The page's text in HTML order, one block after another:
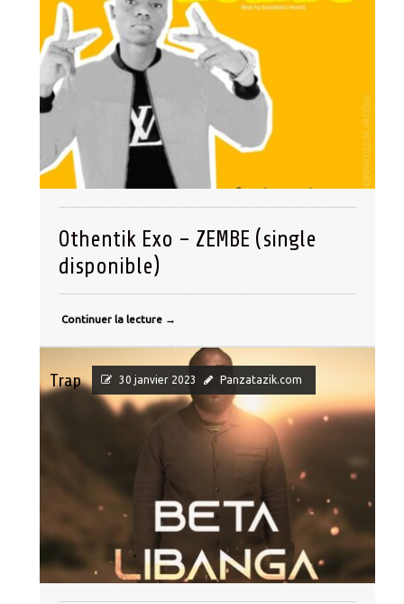
Othentik Exo – ZEMBE (single
disponible)
Continuer la lecture →
Trap 30 janvier 2023 Panzatazik.com